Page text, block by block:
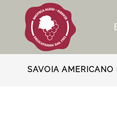
SAVOIA AMERICANO